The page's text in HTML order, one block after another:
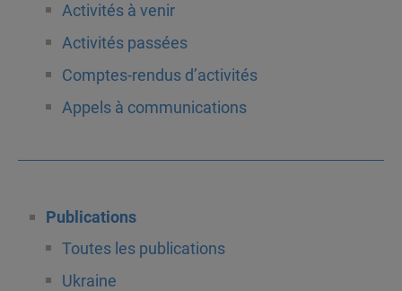
Activités à venir
Activités passées
Comptes-rendus d’activités
Appels à communications
Publications
Toutes les publications
Ukraine